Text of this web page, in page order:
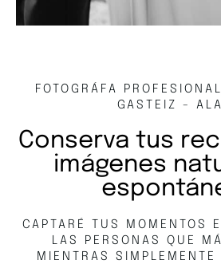
FOTOGRÁFA
GASTEIZ -
Conserva tus
imágenes
CAPTARÉ TUS MOMENTOS
LAS PERSONAS QUE
MIENTRAS